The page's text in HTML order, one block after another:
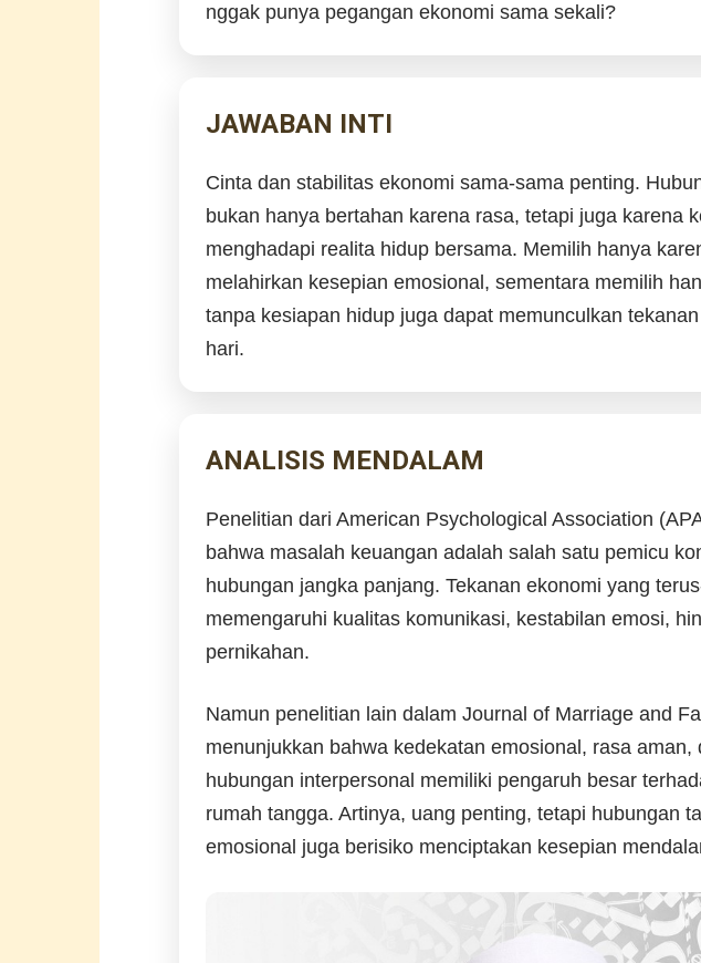
nggak punya pegangan ekonomi sama sekali?
JAWABAN INTI
Cinta dan stabilitas ekonomi sama-sama penting.
bukan hanya bertahan karena rasa, tetapi juga karena
menghadapi realita hidup bersama. Memilih hanya
melahirkan kesepian emosional, sementara memilih
tanpa kesiapan hidup juga dapat memunculkan
hari.
ANALISIS MENDALAM
Penelitian dari American Psychological Association
bahwa masalah keuangan adalah salah satu pemicu
hubungan jangka panjang. Tekanan ekonomi yang
memengaruhi kualitas komunikasi, kestabilan emosi,
pernikahan.
Namun penelitian lain dalam Journal of Marriage and
menunjukkan bahwa kedekatan emosional, rasa aman,
hubungan interpersonal memiliki pengaruh besar
rumah tangga. Artinya, uang penting, tetapi hubungan
emosional juga berisiko menciptakan kesepian